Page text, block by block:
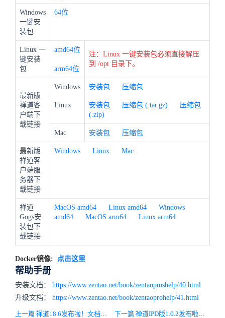
Windows
一键安
装包
64位
Linux 一
键安装
包
amd64位
arm64位
注：Linux 一键安装包必须直接解压
到 /opt 目录下。
最新版
禅道客
户端下
载链接
Windows 安装包 压缩包
Linux 安装包 压缩包 (.tar.gz)
压缩包
(.zip)
Mac 安装包 压缩包
最新版
禅道客
户端服
务器下
载链接
Windows Linux Mac
禅道
Gogs安
装包下
载链接
MacOS amd64 Linux amd64
Windows
amd64
MacOS arm64 Linux arm64
Docker镜像: 点击这里
帮助手册
安装文档： https://www.zentao.net/book/zentaopmshelp/40.html
升级文档： https://www.zentao.net/book/zentaoprohelp/41.html
下一篇 禅道IPD版1.0.2发布啦，本次发布上新实践库内容！